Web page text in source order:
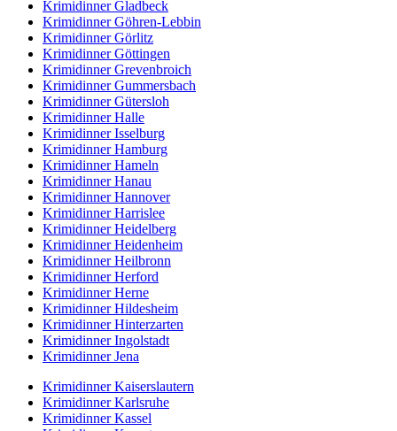
Krimidinner Gladbeck
Krimidinner Göhren-Lebbin
Krimidinner Görlitz
Krimidinner Göttingen
Krimidinner Grevenbroich
Krimidinner Gummersbach
Krimidinner Gütersloh
Krimidinner Halle
Krimidinner Isselburg
Krimidinner Hamburg
Krimidinner Hameln
Krimidinner Hanau
Krimidinner Hannover
Krimidinner Harrislee
Krimidinner Heidelberg
Krimidinner Heidenheim
Krimidinner Heilbronn
Krimidinner Herford
Krimidinner Herne
Krimidinner Hildesheim
Krimidinner Hinterzarten
Krimidinner Ingolstadt
Krimidinner Jena
Krimidinner Kaiserslautern
Krimidinner Karlsruhe
Krimidinner Kassel